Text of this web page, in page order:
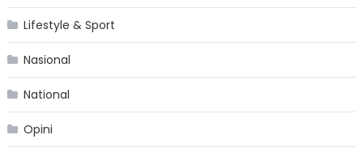
Lifestyle & Sport
Nasional
National
Opini